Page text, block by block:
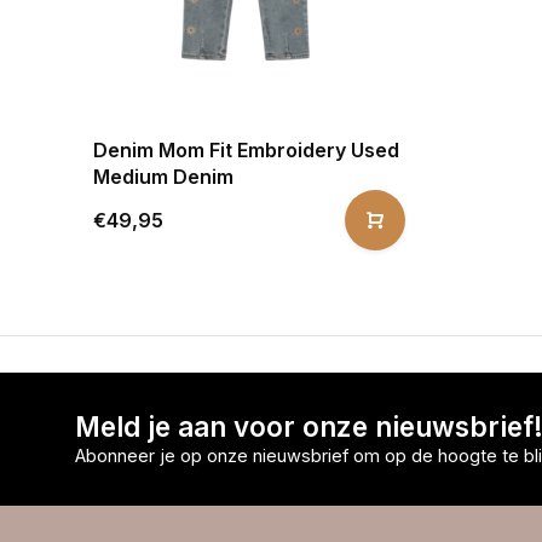
Denim Mom Fit Embroidery Used
Medium Denim
€49,95
Meld je aan voor onze nieuwsbrief!
Abonneer je op onze nieuwsbrief om op de hoogte te